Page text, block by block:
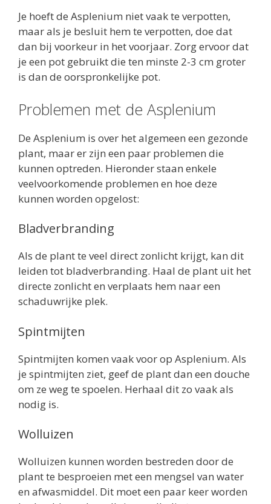
Je hoeft de Asplenium niet vaak te verpotten,
maar als je besluit hem te verpotten, doe dat
dan bij voorkeur in het voorjaar. Zorg ervoor dat
je een pot gebruikt die ten minste 2-3 cm groter
is dan de oorspronkelijke pot.
Problemen met de Asplenium
De Asplenium is over het algemeen een gezonde
plant, maar er zijn een paar problemen die
kunnen optreden. Hieronder staan enkele
veelvoorkomende problemen en hoe deze
kunnen worden opgelost:
Bladverbranding
Als de plant te veel direct zonlicht krijgt, kan dit
leiden tot bladverbranding. Haal de plant uit het
directe zonlicht en verplaats hem naar een
schaduwrijke plek.
Spintmijten
Spintmijten komen vaak voor op Asplenium. Als
je spintmijten ziet, geef de plant dan een douche
om ze weg te spoelen. Herhaal dit zo vaak als
nodig is.
Wolluizen
Wolluizen kunnen worden bestreden door de
plant te besproeien met een mengsel van water
en afwasmiddel. Dit moet een paar keer worden